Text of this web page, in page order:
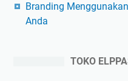
Branding
Anda
TOKO